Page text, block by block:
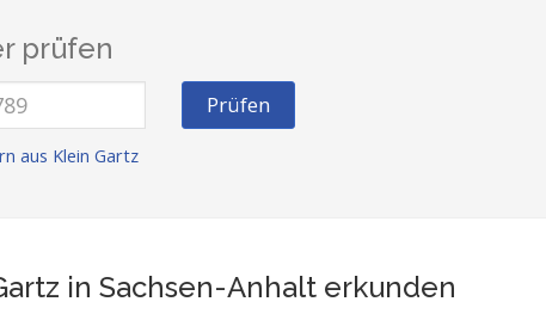
prüfen
Prüfen
aus Klein Gartz
in Sachsen-Anhalterkunden